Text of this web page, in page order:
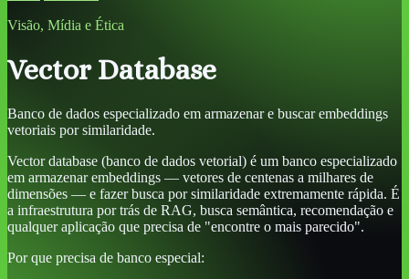
Visão, Mídia e Ética
Vector Database
Banco de dados especializado em armazenar e buscar embeddings
vetoriais por similaridade.
Vector database (banco de dados vetorial) é um banco especializado
em armazenar embeddings — vetores de centenas a milhares de
dimensões — e fazer busca por similaridade extremamente rápida. É
a infraestrutura por trás de RAG, busca semântica, recomendação e
qualquer aplicação que precisa de "encontre o mais parecido".
Por que precisa de banco especial: